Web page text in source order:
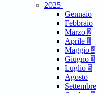
2025
Gennaio
Febbraio
Marzo 2
Aprile 1
Maggio 4
Giugno 3
Luglio 5
Agosto
Settembre